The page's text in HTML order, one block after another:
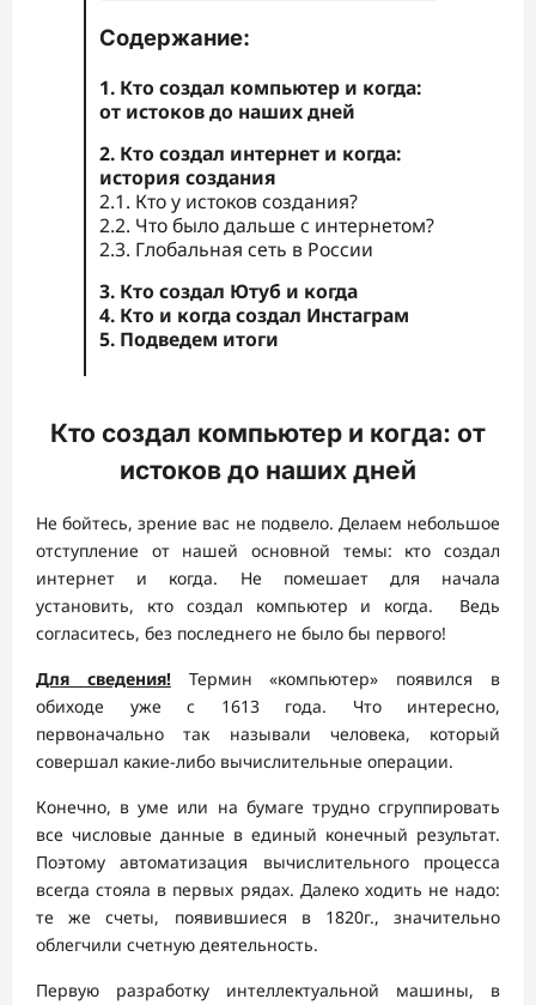
Содержание:
1. Кто создал компьютер и когда:
от истоков до наших дней
2. Кто создал интернет и когда:
история создания
2.1. Кто у истоков создания?
2.2. Что было дальше с интернетом?
2.3. Глобальная сеть в России
3. Кто создал Ютуб и когда
4. Кто и когда создал Инстаграм
5. Подведем итоги
Кто создал компьютер и когда: от
истоков до наших дней
Не бойтесь, зрение вас не подвело. Делаем небольшое
отступление от нашей основной темы: кто создал
интернет и когда. Не помешает для начала
установить, кто создал компьютер и когда. Ведь
согласитесь, без последнего не было бы первого!
Для сведения!Термин «компьютер» появился в
обиходе уже с 1613 года. Что интересно,
первоначально так называли человека, который
совершал какие-либо вычислительные операции.
Конечно, в уме или на бумаге трудно сгруппировать
все числовые данные в единый конечный результат.
Поэтому автоматизация вычислительного процесса
всегда стояла в первых рядах. Далеко ходить не надо:
те же счеты, появившиеся в 1820г., значительно
облегчили счетную деятельность.
Первую разработку интеллектуальной машины, в